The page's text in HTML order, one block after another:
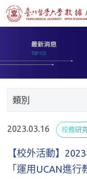
類別
2023.03.16 校務研
【校外活動】
「運用UCAN進